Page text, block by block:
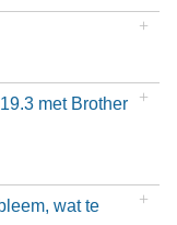
met Brother
wat te